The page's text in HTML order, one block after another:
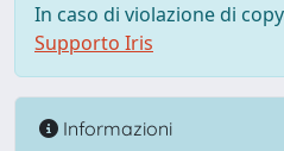
In caso di violazione di
Supporto Iris
Informazioni